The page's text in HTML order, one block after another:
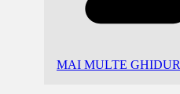
MAI MULTE